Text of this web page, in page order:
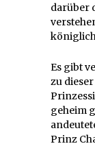
darüber
Es gibt
zu
geheim
Prinz